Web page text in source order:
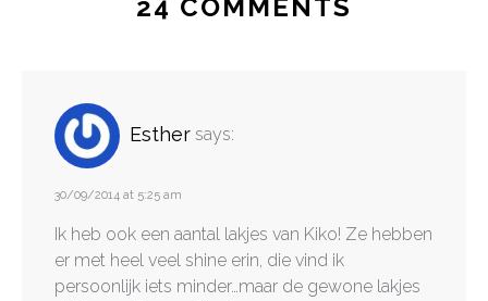
24 COMMENTS
Esther says:
30/09/2014 at 5:25 am
Ik heb ook een aantal lakjes van Kiko! Ze hebben
er met heel veel shine erin, die vind ik
persoonlijk iets minder…maar de gewone lakjes